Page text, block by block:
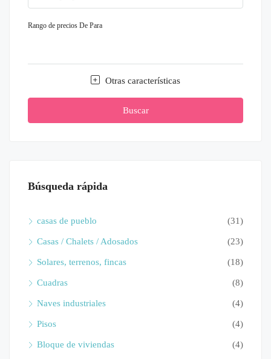
Rango de precios De Para
Otras características
Buscar
Búsqueda rápida
casas de pueblo (31)
Casas / Chalets / Adosados (23)
Solares, terrenos, fincas (18)
Cuadras (8)
Naves industriales (4)
Pisos (4)
Bloque de viviendas (4)